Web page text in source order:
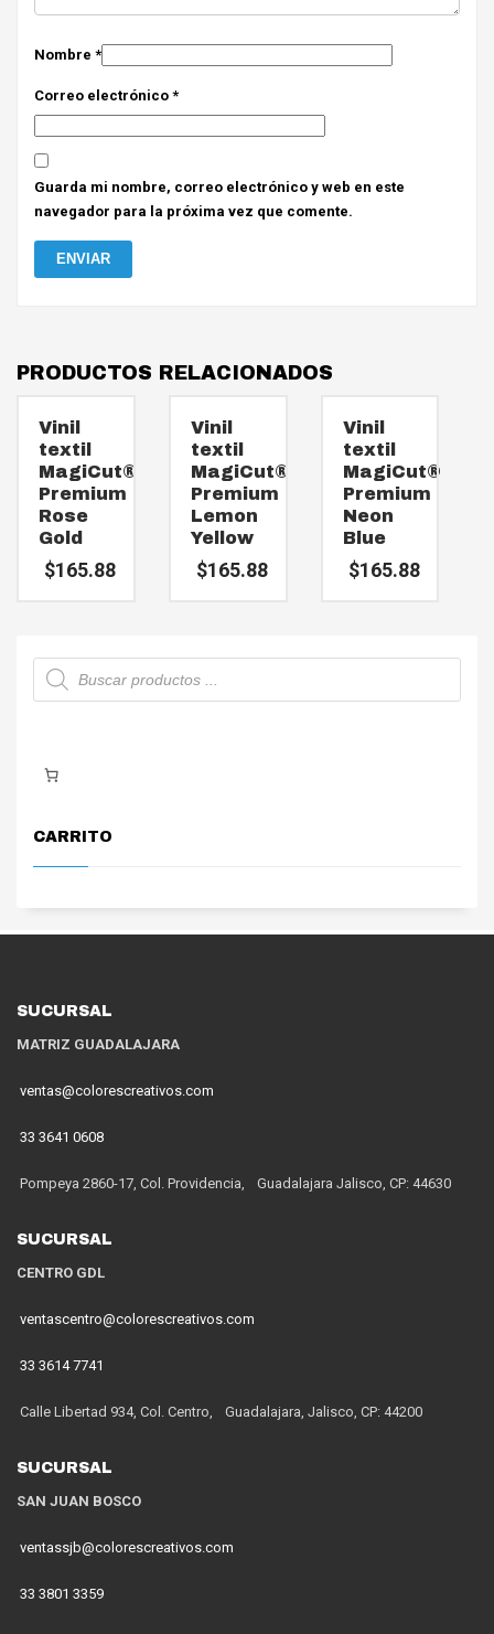
Nombre *
Correo electrónico *
Guarda mi nombre, correo electrónico y web en este
navegador para la próxima vez que comente.
PRODUCTOS RELACIONADOS
Vinil
textil
MagiCut®
Premium
Rose
Gold
$165.88
Vinil
textil
MagiCut®
Premium
Lemon
Yellow
$165.88
Vinil
textil
MagiCut®
Premium
Neon
Blue
$165.88
Búsqueda
de
productos
CARRITO
SUCURSAL
MATRIZ GUADALAJARA
ventas@colorescreativos.com
33 3641 0608
Pompeya 2860-17, Col. Providencia, Guadalajara Jalisco, CP: 44630
SUCURSAL
CENTRO GDL
ventascentro@colorescreativos.com
33 3614 7741
Calle Libertad 934, Col. Centro, Guadalajara, Jalisco, CP: 44200
SUCURSAL
SAN JUAN BOSCO
ventassjb@colorescreativos.com
33 3801 3359